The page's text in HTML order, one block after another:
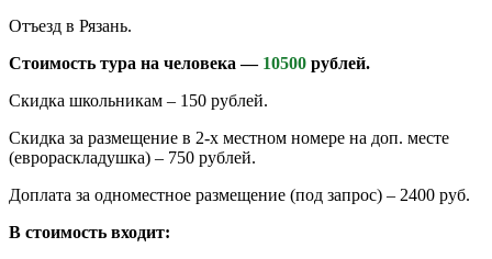
Отъезд в Рязань.
Стоимость тура на человека — 10500 рублей.
Скидка школьникам – 150 рублей.
Скидка за размещение в 2-х местном номере на доп. месте
(еврораскладушка) – 750 рублей.
Доплата за одноместное размещение (под запрос) – 2400 руб.
В стоимость входит: